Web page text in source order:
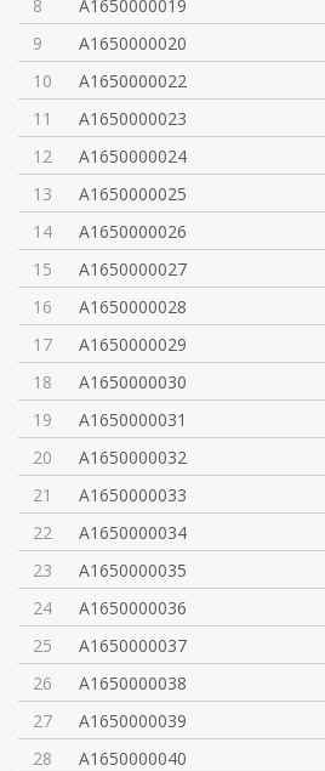
8
A1650000019
9
A1650000020
10
A1650000022
11
A1650000023
12
A1650000024
13
A1650000025
14
A1650000026
15
A1650000027
16
A1650000028
17
A1650000029
18
A1650000030
19
A1650000031
20
A1650000032
21
A1650000033
22
A1650000034
23
A1650000035
24
A1650000036
25
A1650000037
26
A1650000038
27
A1650000039
28
A1650000040